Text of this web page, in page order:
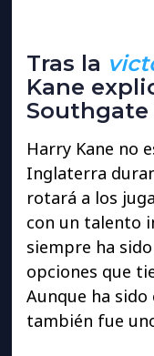
Tras la
Kane
Southgate
Harry Kane no
Inglaterra
rotará a los
con un talento
siempre ha
opciones que
Aunque ha
también fue